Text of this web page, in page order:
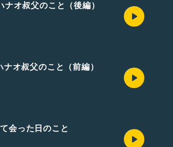
オ叔父のこと（後編）
オ叔父のこと（前編）
会った日のこと